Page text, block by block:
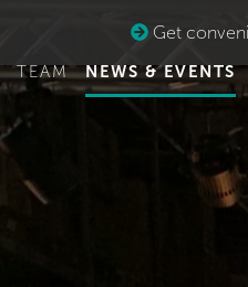
Get
TEAM NEWS & EVENTS